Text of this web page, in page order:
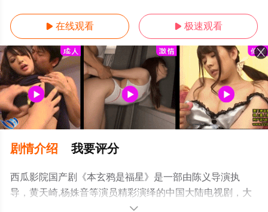
 在线观看  极速观看
剧情介绍 我要评分
西瓜影院国产剧《本玄鸦是福星》是一部由陈义导演执
导，黄天崎,杨姝音等演员精彩演绎的中国大陆电视剧，大
结局剧情已揭晓（第27集已完结），手机免费观看高清未
